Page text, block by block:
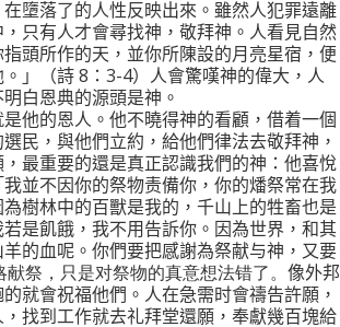
墮落了的人性反映出來。雖然人犯罪遠離
只有人才會尋找神，敬拜神。人看見自然
頭所作的天，並你所陳設的月亮星宿，便
」（詩8 ： 3-4）人會驚嘆神的偉大，人
白恩典的源頭是神。
他的恩人。他不曉得神的看顧，借着一個
民，與他們立約，給他們律法去敬拜神，
最重要的還是真正認識我們的神：他喜悅
並不因你的祭物责備你，你的燔祭常在我
樹林中的百獸是我的，千山上的牲畜也是
是飢餓，我不用告訴你。因為世界，和其
的血呢。你們要把感謝為祭献与神，又要
祭，只是对祭物的真意想法错了。 像外邦
就會祝福他們。人在急需时會禱告許願，
找到工作就去礼拜堂還願，奉獻幾百塊給